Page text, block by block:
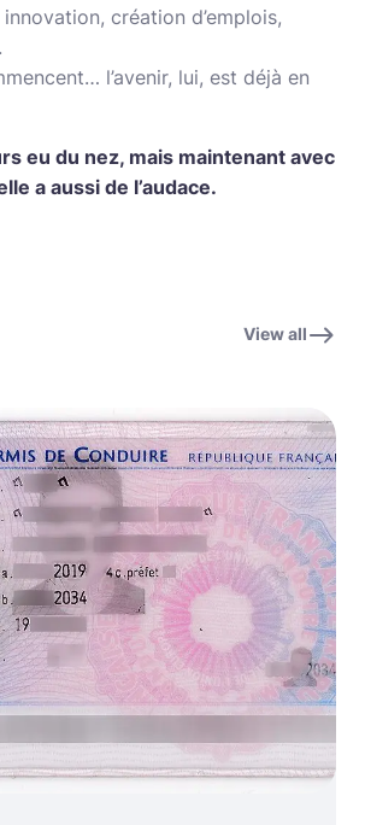
création d’emplois,
l’avenir, lui, est déjà en
eu du nez, mais maintenant avec
a aussi de l’audace.
View all